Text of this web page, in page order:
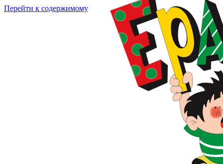
Перейти к содержимому